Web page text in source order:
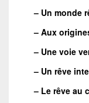
– Un monde
– Aux
– Une voie
– Un rêve
– Le rêve au